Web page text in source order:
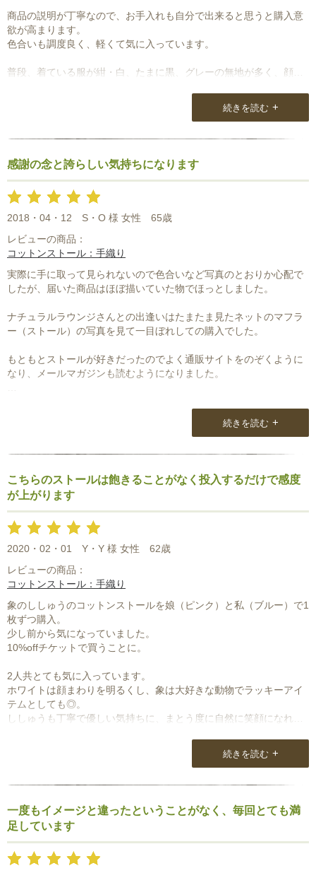
商品の説明が丁寧なので、お手入れも自分で出来ると思うと購入意
欲が高まります。
色合いも調度良く、軽くて気に入っています。
普段、着ている服が紺・白、たまに黒、グレーの無地が多く、顔も
いろ試してみたいですね。
続きを読む +
感謝の念と誇らしい気持ちになります
2018・04・12 S・O 様 女性
65歳
レビューの商品：
コットンストール：手織り
実際に手に取って見られないので色合いなど写真のとおりか心配で
したが、届いた商品はほぼ描いていた物でほっとしました。
ナチュラルラウンジさんとの出逢いはたまたま見たネットのマフラ
ー（ストール）の写真を見て一目ぼれしての購入でした。
もともとストールが好きだったのでよく通販サイトをのぞくように
なり、メールマガジンも読むようになりました。
とうのだと感謝の念と誇らしい気持ちになりました。
続きを読む +
こちらのストールは飽きることがなく投入するだけで感度
が上がります
2020・02・01 Y・Y 様 女性
62歳
レビューの商品：
コットンストール：手織り
象のししゅうのコットンストールを娘（ピンク）と私（ブルー）で1
枚ずつ購入。
少し前から気になっていました。
10%offチケットで買うことに。
2人共とても気に入っています。
ホワイトは顔まわりを明るくし、象は大好きな動物でラッキーアイ
テムとしても◎。
ししゅうも丁寧で優しい気持ちに、まとう度に自然に笑顔になれま
こちらのストールは飽きることがなく投入するだけで感度が上がり
使い心地は言うまでもなく、スタッフさんの熱いきもちも一緒にま
とっているようです。
続きを読む +
一度もイメージと違ったということがなく、毎回とても満
足しています